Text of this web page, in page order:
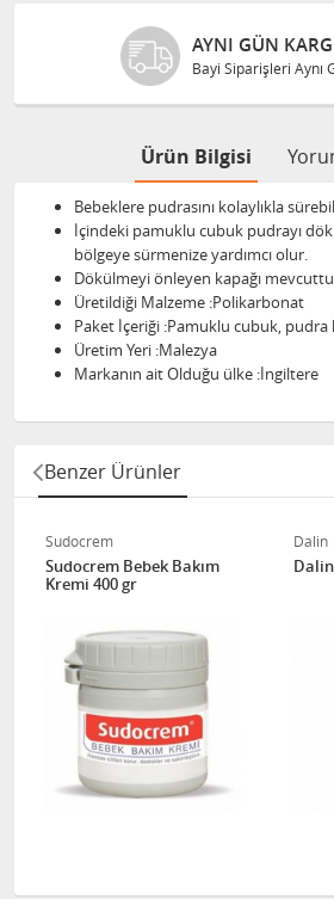
AYNI GÜN
Bayi Siparişleri Aynı
Ürün Bilgisi
Bebeklere pudrasını kolaylıkla
İçindeki pamuklu cubuk pudrayı
bölgeye sürmenize yardımcı olur.
Dökülmeyi önleyen kapağı
Üretildiği Malzeme :Polikarbonat
Paket İçeriği :Pamuklu cubuk, pudra
Üretim Yeri :Malezya
Markanın ait Olduğu ülke :İngiltere
Benzer Ürünler
Sudocrem
Sudocrem Bebek Bakım
Kremi 400 gr
Dalin